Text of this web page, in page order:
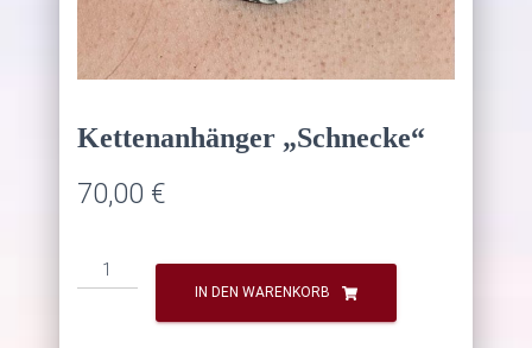
Kettenanhänger „Schnecke“
70,00 €
Kettenanhänger
"Schnecke"
IN DEN WARENKORB